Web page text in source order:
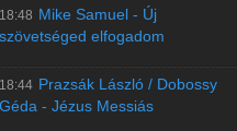
18:48 Mike Samuel - Új
szövetséged elfogadom
18:44 Prazsák László / Dobossy
Géda - Jézus Messiás
életről és a Szentírásról
rövid hírei